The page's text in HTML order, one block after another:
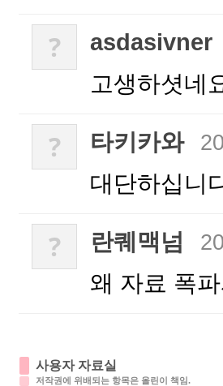
? asdasivner
고생하셧네
? 타키카와
대단하십니
? 란퀘맥넘
왜 자료 폭
사용자 자료실
저작권에 위배되는 항목은 올린이 책임.